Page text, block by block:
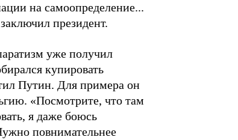
на самоопределение...
президент.
уже получил
купировать
Путин. Для примера он
«Посмотрите, что там
я даже боюсь
повнимательнее